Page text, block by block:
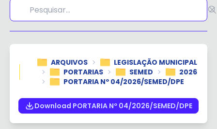
ARQUIVOS
LEGISLAÇÃO MUNICIPAL
PORTARIAS
SEMED
2026
PORTARIA Nº 04/2026/SEMED/DPE
Download PORTARIA Nº 04/2026/SEMED/DPE